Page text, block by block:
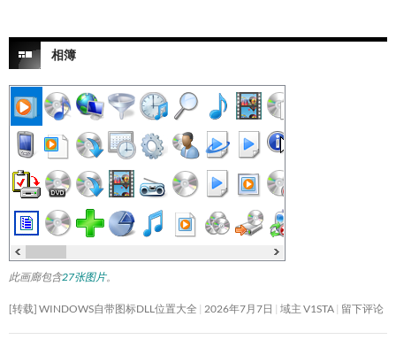
相簿
此画廊包含27张图片。
[转载] WINDOWS自带图标DLL位置大全 2026年7月7日 域主 V1STA 留下评论